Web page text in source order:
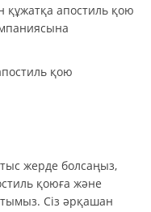
құжатқа апостиль қою
қою
жерде болсаңыз,
қоюға және
Сіз әрқашан